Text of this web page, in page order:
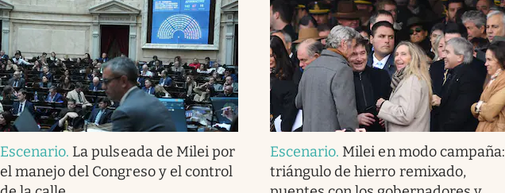
Escenario. La pulseada de Milei por
el manejo del Congreso y el control
Escenario. Milei en modo campaña:
triángulo de hierro remixado,